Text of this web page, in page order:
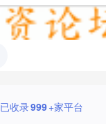
已收录999+家平台